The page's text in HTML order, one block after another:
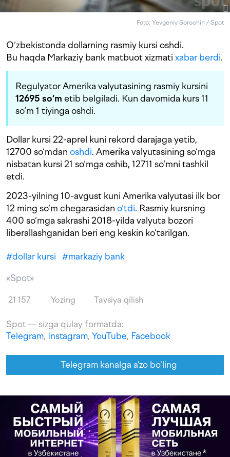
Foto: Yevgeniy Sorochin / Spot
O‘zbekistonda dollarning rasmiy kursi oshdi.
Bu haqda Markaziy bank matbuot xizmati xabar berdi.
Regulyator Amerika valyutasining rasmiy kursini
12695 so‘m etib belgiladi. Kun davomida kurs 11
so‘m 1 tiyinga oshdi.
Dollar kursi 22-aprel kuni rekord darajaga yetib,
12700 so‘mdan oshdi. Amerika valyutasining so‘mga
nisbatan kursi 21 so‘mga oshib, 12711 so‘mni tashkil
etdi.
2023-yilning 10-avgust kuni Amerika valyutasi ilk bor
12 ming so‘m chegarasidan o‘tdi. Rasmiy kursning
400 so‘mga sakrashi 2018-yilda valyuta bozori
liberallashganidan beri eng keskin ko‘tarilgan.
#dollar kursi #markaziy bank
«Spot»
21 157 Yozing Tavsiya qilish
Spot — sizga qulay formatda:
Telegram, Instagram, YouTube, Facebook
Telegram kanalga a'zo bo‘ling